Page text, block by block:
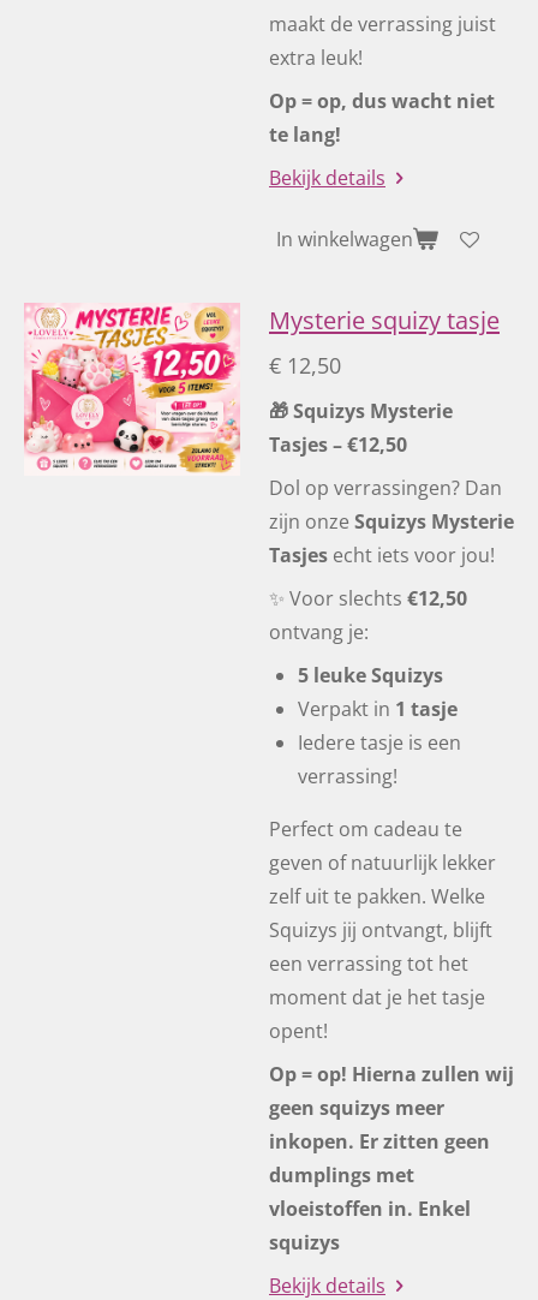
maakt de verrassing juist
extra leuk!
Op = op, dus wacht niet
te lang!
Bekijk details
In winkelwagen
Mysterie squizy tasje
€ 12,50
🎁 Squizys Mysterie
Tasjes – €12,50
Dol op verrassingen? Dan
zijn onze Squizys Mysterie
Tasjes echt iets voor jou!
✨ Voor slechts €12,50
ontvang je:
5 leuke Squizys
Verpakt in 1 tasje
Iedere tasje is een
verrassing!
Perfect om cadeau te
geven of natuurlijk lekker
zelf uit te pakken. Welke
Squizys jij ontvangt, blijft
een verrassing tot het
moment dat je het tasje
opent!
Op = op! Hierna zullen wij
geen squizys meer
inkopen. Er zitten geen
dumplings met
vloeistoffen in. Enkel
squizys
Bekijk details